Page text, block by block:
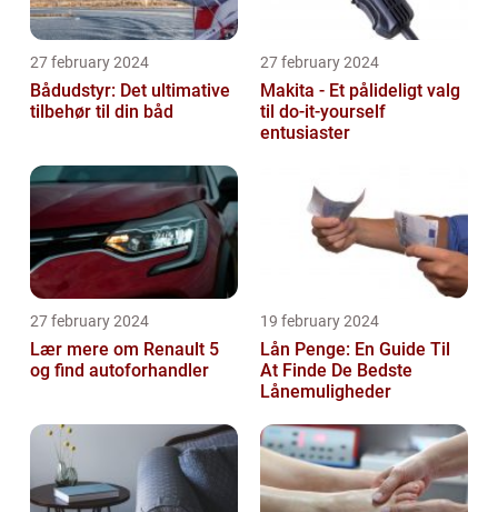
27 february 2024
Bådudstyr: Det ultimative
tilbehør til din båd
27 february 2024
Makita - Et pålideligt valg
til do-it-yourself
entusiaster
27 february 2024
Lær mere om Renault 5
og find autoforhandler
19 february 2024
Lån Penge: En Guide Til
At Finde De Bedste
Lånemuligheder